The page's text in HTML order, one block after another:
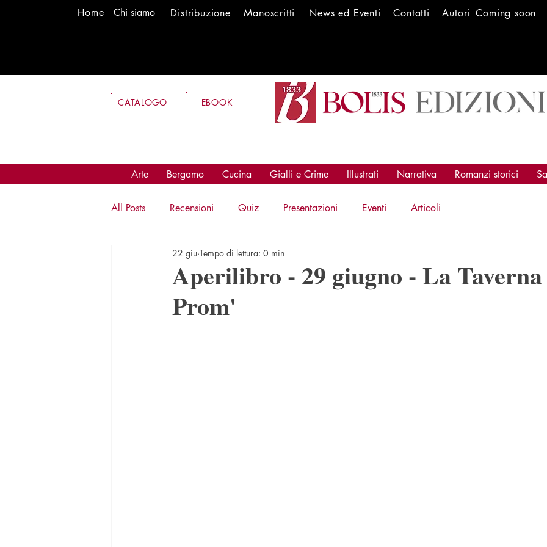
Home Chi siamo Distribuzione Manoscritti News ed Eventi Contatti Autori Coming soon
CATALOGO EBOOK
Arte Bergamo Cucina Gialli e Crime Illustrati Narrativa Romanzi storici
All Posts Recensioni Quiz Presentazioni Eventi Articoli
Aperilibro - 29 giugno - La
Prom'
22 giu Tempo di lettura: 0 min